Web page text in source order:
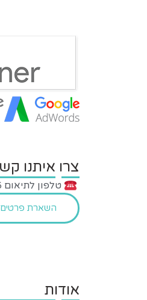
צרו איתנו
טלפון לתיאום 0723944956
השארת פרטים
אודות